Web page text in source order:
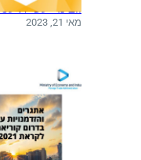
וובינר: עשיית
מאי 21, 2023